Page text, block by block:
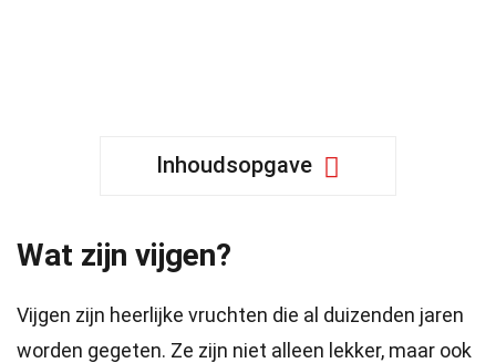
Inhoudsopgave
Wat zijn vijgen?
Vijgen zijn heerlijke vruchten die al duizenden jaren
worden gegeten. Ze zijn niet alleen lekker, maar ook